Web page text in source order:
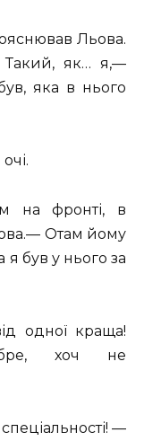
Льова.
як… я,—
яка в нього
на фронті, в
Отам йому
я був у нього за
одної краща!
хоч не
—